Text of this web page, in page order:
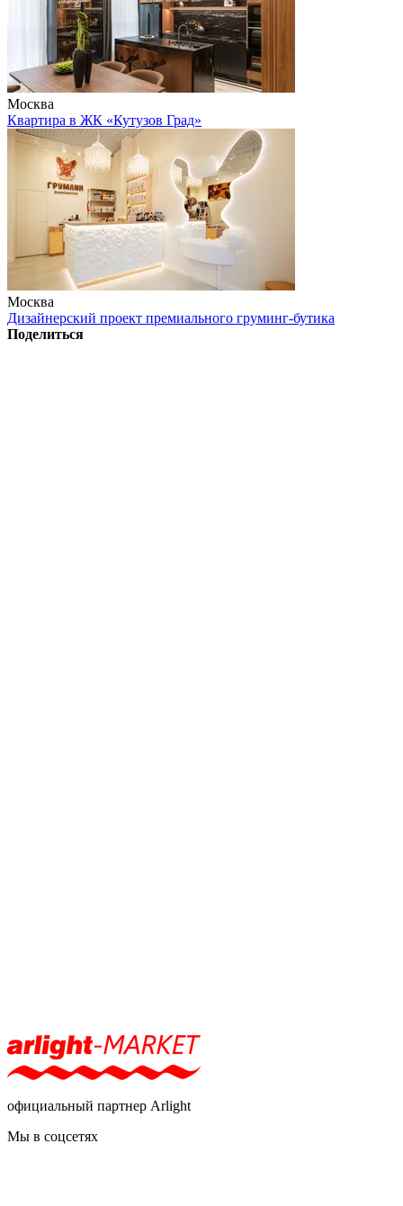
Москва
Квартира в ЖК «Кутузов Град»
Москва
Дизайнерский проект премиального груминг-бутика
Поделиться
официальный партнер Arlight
Мы в соцсетях